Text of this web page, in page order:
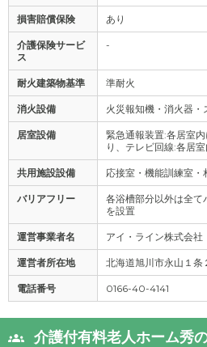
損害賠償保険 あり
介護保険サービ
ス
-
耐火建築物基準 準耐火
消火設備 火災報知機・消火器・
居室設備
緊急通報装置:各居室
り、テレビ回線:各居室
共用施設設備 応接室・機能訓練室・
バリアフリー
各浴槽部分以外は全て
を設置
運営事業者名 アイ・ライン株式会社
運営者所在地 北海道旭川市永山１条
電話番号 0166-40-4141
介護付有料老人ホーム秀